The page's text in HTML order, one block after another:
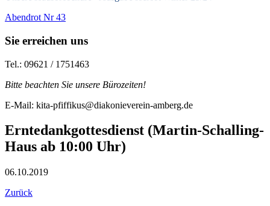
Abendrot Nr 43
Sie erreichen uns
Tel.: 09621 / 1751463
Bitte beachten Sie unsere Bürozeiten!
E-Mail: kita-pfiffikus@diakonieverein-amberg.de
Erntedankgottesdienst (Martin-Schalling-
Haus ab 10:00 Uhr)
06.10.2019
Zurück